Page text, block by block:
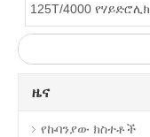
125T/4000 የሃይድሮሊክ
መታጠፊያ ማሽን
ዜና
የኩባንያው ክስተቶች